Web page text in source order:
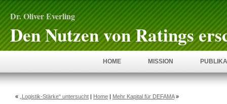
Dr. Oliver Everling
Den Nutzen von Ratings
HOME MISSION
« „Logistik-Stärke“ untersucht | Home | Mehr Kapital für DEFAMA»